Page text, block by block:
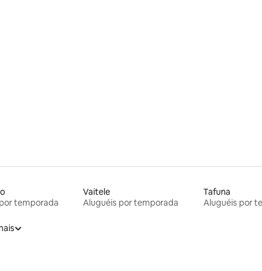
temporada
Vaitele
Aluguéis por temporada
Tafuna
Aluguéis por